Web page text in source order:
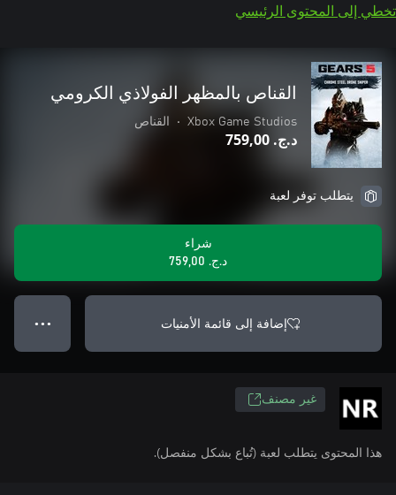
تخطي إلى المحتوى الرئيسي
القناص بالمظهر الفولاذي الكرومي
Xbox Game Studios
• القناص
د.ج.‏ 759,00
يتطلب توفر لعبة
شراء
د.ج.‏ 759,00
إضافة إلى قائمة الأمنيات ● ● ●
غير مصنف
هذا المحتوى يتطلب لعبة (تُباع بشكل منفصل).